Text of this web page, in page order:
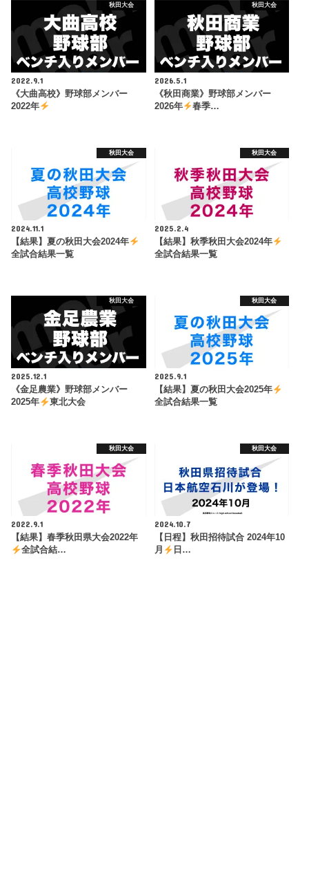
秋田大会
2022.9.1
《大曲高校》野球部メンバー
2022年
秋田大会
2026.5.1
《秋田商業》野球部メンバー
2026年
春季…
秋田大会
2024.11.1
【結果】夏の秋田大会2024年
全試合結果一覧
秋田大会
2025.2.4
【結果】秋季秋田大会2024年
全試合結果一覧
秋田大会
2025.12.1
《金足農業》野球部メンバー
2025年
東北大会
秋田大会
2025.9.1
【結果】夏の秋田大会2025年
全試合結果一覧
秋田大会
2022.9.1
【結果】春季秋田県大会2022年
全試合結…
秋田大会
2024.10.7
【日程】秋田招待試合 2024年10
月
日…